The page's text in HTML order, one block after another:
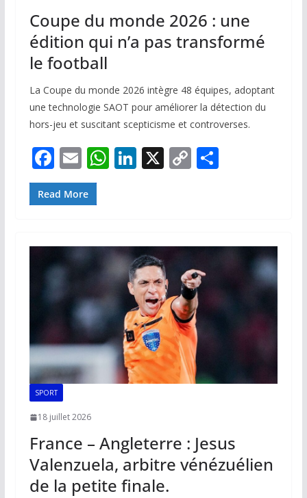
Coupe du monde 2026 : une
édition qui n’a pas transformé
le football
La Coupe du monde 2026 intègre 48 équipes, adoptant
une technologie SAOT pour améliorer la détection du
hors-jeu et suscitant scepticisme et controverses.
F
ac
e
o
o
E
m
ai
W
h
A
p
p
Li
n
dI
n
X C
o
Li
n
k
P
er
Read More
SPORT
18 juillet 2026
France – Angleterre : Jesus
Valenzuela, arbitre vénézuélien
de la petite finale.